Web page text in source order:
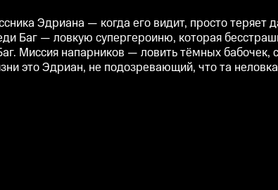
Эдриана — когда его видит, просто теряет
Баг — ловкую супергероиню, которая
Миссия напарников — ловить тёмных
это Эдриан, не подозревающий, что та